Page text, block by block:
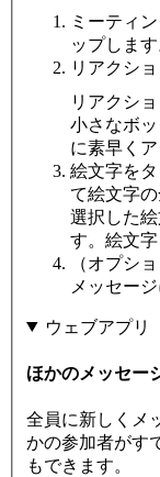
ミーティ
ップします
リアクシ
リアクシ
小さなボ
に素早く
絵文字を
て絵文字の
選択した
す。絵文
（オプシ
メッセー
ウェブアプリ
ほかのメッセー
全員に新しくメ
かの参加者がす
もできます。